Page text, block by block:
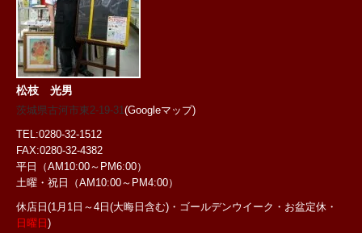
松枝 光男
茨城県古河市東2-19-31(Googleマップ)
TEL:0280-32-1512
FAX:0280-32-4382
平日（AM10:00～PM6:00）
土曜・祝日
（AM10:00～PM4:00）
休店日(1月1日～4日(大晦日含む)・ゴールデンウイーク・お盆定休・
日曜日 )